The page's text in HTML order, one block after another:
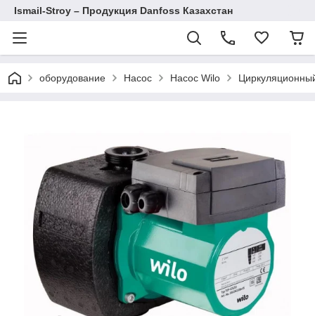
Ismail-Stroy – Продукция Danfoss Казахстан
оборудование Насос Насос Wilo